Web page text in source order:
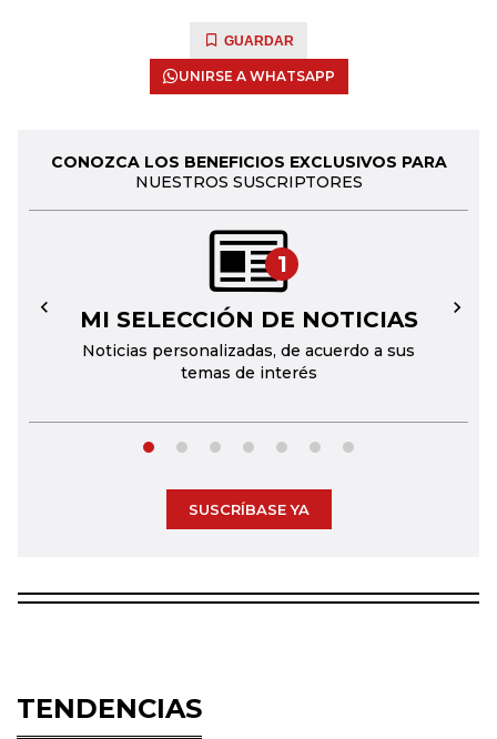
GUARDAR
UNIRSE A WHATSAPP
CONOZCA LOS BENEFICIOS EXCLUSIVOS PARA
NUESTROS SUSCRIPTORES
1
MI SELECCIÓN DE NOTICIAS
Noticias personalizadas, de acuerdo a sus
temas de interés
← →
SUSCRÍBASE YA
TENDENCIAS